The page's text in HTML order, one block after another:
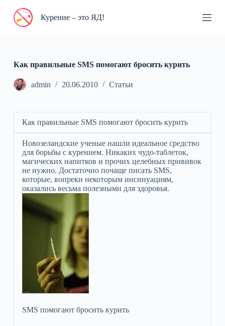
П
и
Курение – это ЯД!
Как правильные SMS помогают бросить курить
admin 20.06.2010 Статьи
Как правильные SMS помогают бросить курить
Новозеландские ученые нашли идеальное средство
для борьбы с курением. Никаких чудо-таблеток,
магических напитков и прочих целебных прививок
не нужно. Достаточно почаще писать SMS,
которые, вопреки некоторым инсинуациям,
оказались весьма полезными для здоровья.
SMS помогают бросить курить